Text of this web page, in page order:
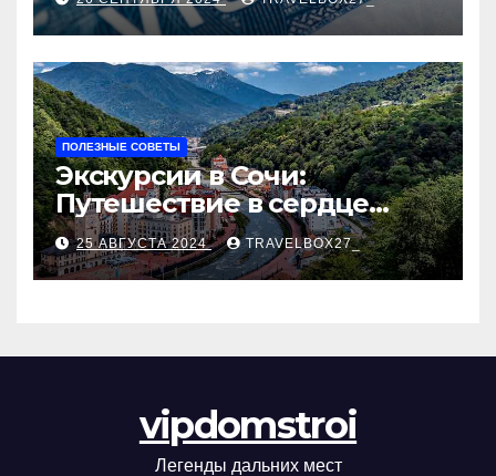
ПОЛЕЗНЫЕ СОВЕТЫ
Экскурсии в Сочи:
Путешествие в сердце
Черноморского курорта
25 АВГУСТА 2024 TRAVELBOX27_
vipdomstroi
Легенды дальних мест